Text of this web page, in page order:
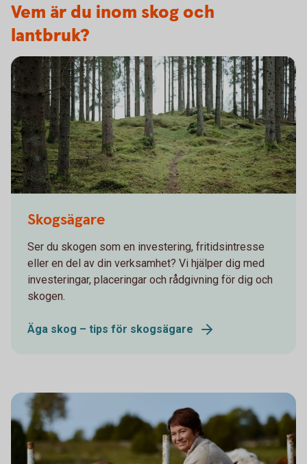
Vem är du inom skog och
lantbruk?
Skogsägare
Ser du skogen som en investering, fritidsintresse
eller en del av din verksamhet? Vi hjälper dig med
investeringar, placeringar och rådgivning för dig och
skogen.
Äga skog – tips för skogsägare